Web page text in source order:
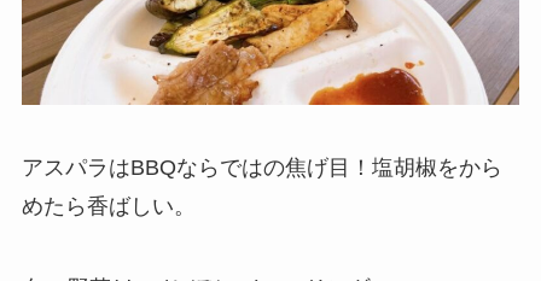
アスパラはBBQならではの焦げ目！塩胡椒をから
めたら香ばしい。